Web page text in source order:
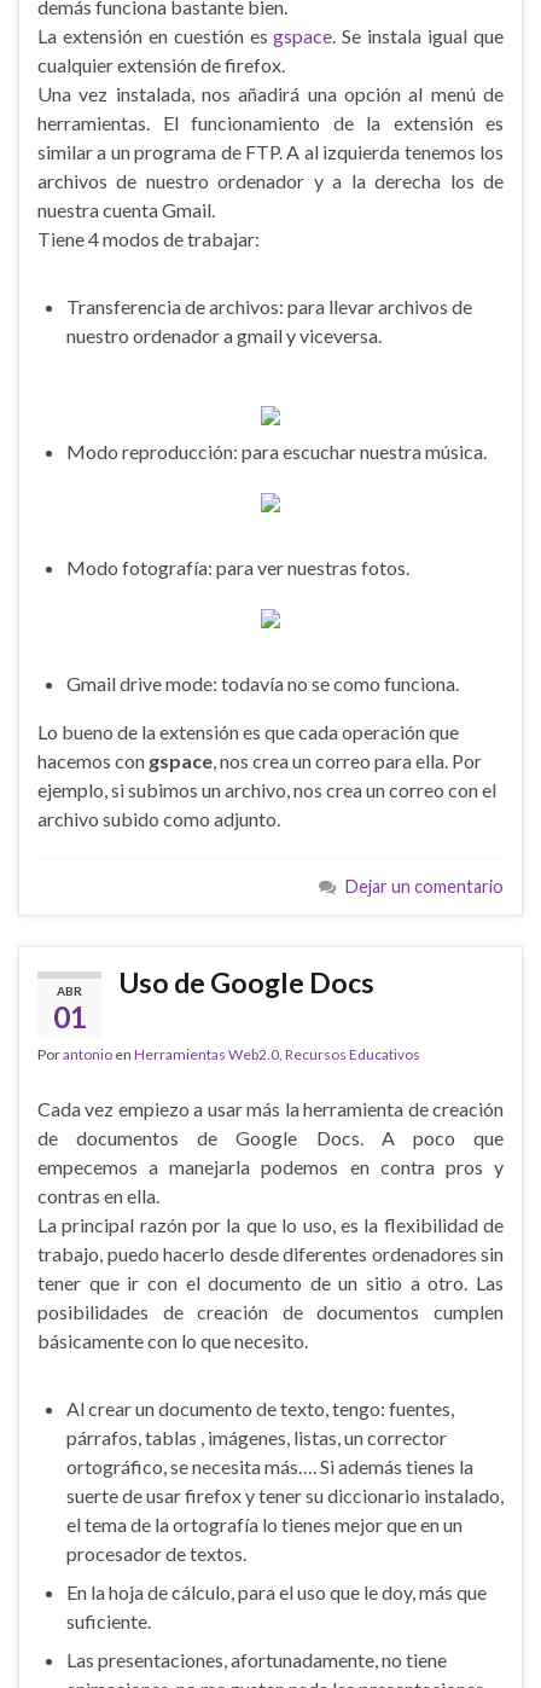
demás funciona bastante bien.
La extensión en cuestión esgspace . Se instala igual que
cualquier extensión de firefox.
Una vez instalada, nos añadirá una opción al menú de
herramientas. El funcionamiento de la extensión es
similar a un programa de FTP. A al izquierda tenemos los
archivos de nuestro ordenador y a la derecha los de
nuestra cuenta Gmail.
Tiene 4 modos de trabajar:
Transferencia de archivos: para llevar archivos de
nuestro ordenador a gmail y viceversa.
Modo reproducción: para escuchar nuestra música.
Modo fotografía: para ver nuestras fotos.
Gmail drive mode: todavía no se como funciona.
Lo bueno de la extensión es que cada operación que
hacemos con gspace , nos crea un correo para ella. Por
ejemplo, si subimos un archivo, nos crea un correo con el
archivo subido como adjunto.
Dejar un comentario
ABR
01
Uso de Google Docs
Porantonio en Herramientas Web2.0 Recursos Educativos
Cada vez empiezo a usar más la herramienta de creación
de documentos de Google Docs. A poco que
empecemos a manejarla podemos en contra pros y
contras en ella.
La principal razón por la que lo uso, es la flexibilidad de
trabajo, puedo hacerlo desde diferentes ordenadores sin
tener que ir con el documento de un sitio a otro. Las
posibilidades de creación de documentos cumplen
básicamente con lo que necesito.
Al crear un documento de texto, tengo: fuentes,
párrafos, tablas , imágenes, listas, un corrector
ortográfico, se necesita más…. Si además tienes la
suerte de usar firefox y tener su diccionario instalado,
el tema de la ortografía lo tienes mejor que en un
procesador de textos.
En la hoja de cálculo, para el uso que le doy, más que
suficiente.
Las presentaciones, afortunadamente, no tiene